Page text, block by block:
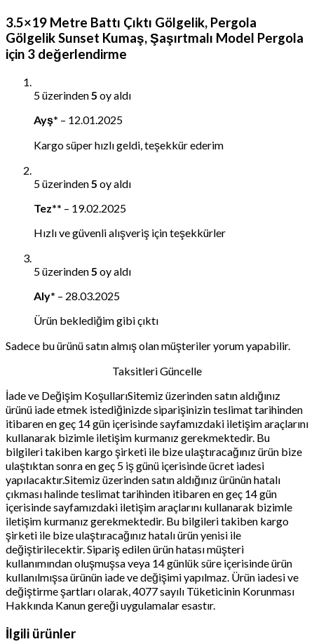
3.5×19 Metre Battı Çıktı Gölgelik, Pergola
Gölgelik Sunset Kumaş, Şaşırtmalı Model Pergola
için 3 değerlendirme
5 üzerinden5 oy aldı
Ayş* – 12.01.2025
Kargo süper hızlı geldi, teşekkür ederim
5 üzerinden5 oy aldı
Tez** – 19.02.2025
Hızlı ve güvenli alışveriş için teşekkürler
5 üzerinden5 oy aldı
Aly* – 28.03.2025
Ürün beklediğim gibi çıktı
Sadece bu ürünü satın almış olan müşteriler yorum yapabilir.
Taksitleri Güncelle
İade ve Değişim KoşullarıSitemiz üzerinden satın aldığınız
ürünü iade etmek istediğinizde siparişinizin teslimat tarihinden
itibaren en geç 14 gün içerisinde sayfamızdaki iletişim araçlarını
kullanarak bizimle iletişim kurmanız gerekmektedir. Bu
bilgileri takiben kargo şirketi ile bize ulaştıracağınız ürün bize
ulaştıktan sonra en geç 5 iş günü içerisinde ücret iadesi
yapılacaktır.Sitemiz üzerinden satın aldığınız ürünün hatalı
çıkması halinde teslimat tarihinden itibaren en geç 14 gün
içerisinde sayfamızdaki iletişim araçlarını kullanarak bizimle
iletişim kurmanız gerekmektedir. Bu bilgileri takiben kargo
şirketi ile bize ulaştıracağınız hatalı ürün yenisi ile
değiştirilecektir. Sipariş edilen ürün hatası müşteri
kullanımından oluşmuşsa veya 14 günlük süre içerisinde ürün
kullanılmışsa ürünün iade ve değişimi yapılmaz. Ürün iadesi ve
değiştirme şartları olarak, 4077 sayılı Tüketicinin Korunması
Hakkında Kanun gereği uygulamalar esastır.
İlgili ürünler